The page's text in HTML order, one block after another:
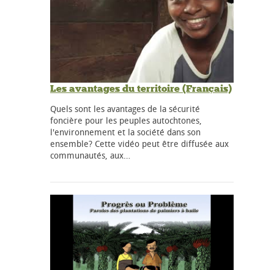
Les avantages du territoire (Français)
Quels sont les avantages de la sécurité
foncière pour les peuples autochtones,
l'environnement et la société dans son
ensemble? Cette vidéo peut être diffusée aux
communautés, aux…